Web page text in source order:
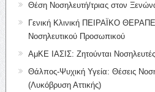
Θέση Νοσηλευτή/τριας στον
Γενική Κλινική ΠΕΙΡΑΪΚΟ
Νοσηλευτικού Προσωπικού
ΑμΚΕ ΙΑΣΙΣ: Ζητούνται
Θάλπος-Ψυχική Υγεία: Θέσεις
(Λυκόβρυση Αττικής)